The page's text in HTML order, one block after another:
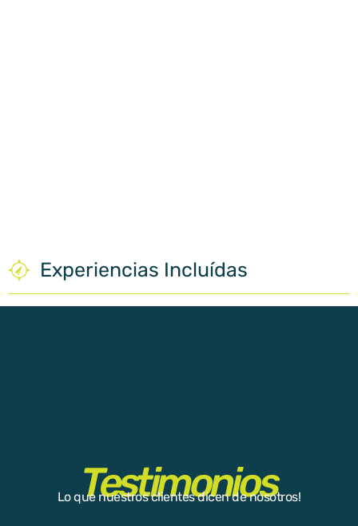
Experiencias Incluídas
Testimonios
Lo que nuestros clientes dicen de nosotros!